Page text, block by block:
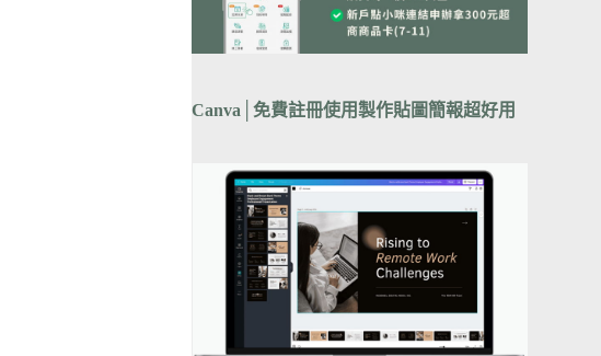
Canva │免費註冊使用製作貼圖簡報超好用